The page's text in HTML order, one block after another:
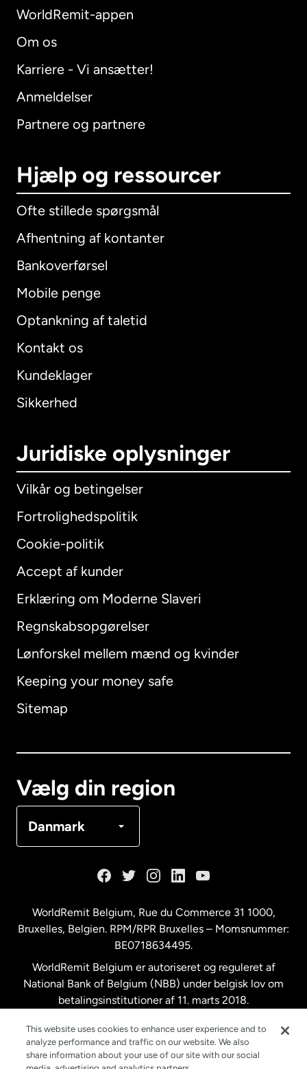
WorldRemit-appen
Om os
Karriere - Vi ansætter!
Anmeldelser
Partnere og partnere
Hjælp og ressourcer
Ofte stillede spørgsmål
Afhentning af kontanter
Bankoverførsel
Mobile penge
Optankning af taletid
Kontakt os
Kundeklager
Sikkerhed
Juridiske oplysninger
Vilkår og betingelser
Fortrolighedspolitik
Cookie-politik
Accept af kunder
Erklæring om Moderne Slaveri
Regnskabsopgørelser
Lønforskel mellem mænd og kvinder
Keeping your money safe
Sitemap
Vælg din region
Danmark
International English
Australien
Malaysia
New Zealand
Spanien
WorldRemit Belgium, Rue du Commerce 31 1000,
Bruxelles, Belgien. RPM/RPR Bruxelles – Momsnummer:
BE0718634495.
WorldRemit Belgium er autoriseret og reguleret af
National Bank of Belgium (NBB) under belgisk lov om
betalingsinstitutioner af 11. marts 2018.
This website uses cookies to enhance user experience and to
analyze performance and traffic on our website. We also
share information about your use of our site with our social